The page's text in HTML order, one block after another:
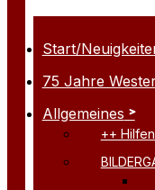
Start/
75 Jahre
Allgemeines
++